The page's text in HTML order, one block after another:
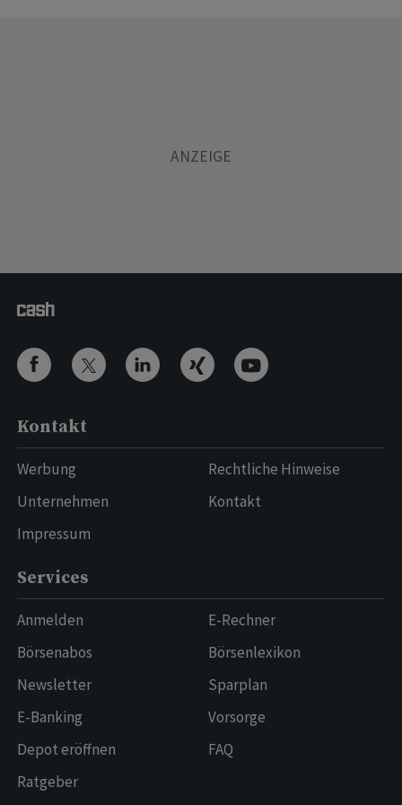
Kontakt
Werbung
Unternehmen
Impressum
Rechtliche Hinweise
Kontakt
Services
Anmelden
Börsenabos
Newsletter
E-Banking
Depot eröffnen
Ratgeber
E-Rechner
Börsenlexikon
Sparplan
Vorsorge
FAQ